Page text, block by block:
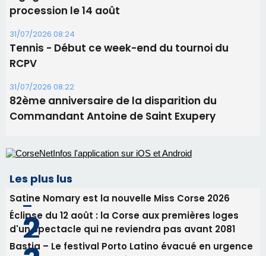
Les plus lus
Satine Nomary est la nouvelle Miss Corse 2026
d'un spectacle qui ne reviendra pas avant 2081
Bastia – Le festival Porto Latino évacué en urgence
avant le concert de Mosimann
consommation en recul dans les restaurants
face à une nouvelle escroquerie au faux vendeur de
vin
Newsletter